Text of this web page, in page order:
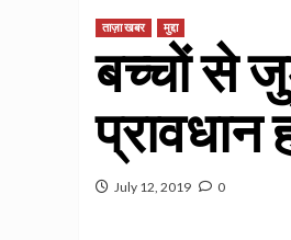
ताज़ा खबर मुद्दा
बच्‍चों से
प्रावधान
July 12, 2019 0